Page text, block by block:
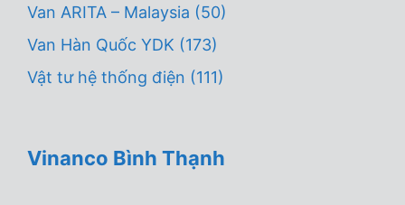
Van ARITA – Malaysia (50)
Van Hàn Quốc YDK (173)
Vật tư hệ thống điện (111)
Vinanco Bình Thạnh